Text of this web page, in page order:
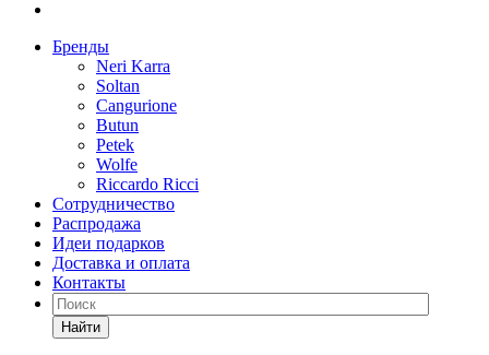
Бренды
Neri Karra
Soltan
Cangurione
Butun
Petek
Wolfe
Riccardo Ricci
Сотрудничество
Распродажа
Идеи подарков
Доставка и оплата
Контакты
Найти